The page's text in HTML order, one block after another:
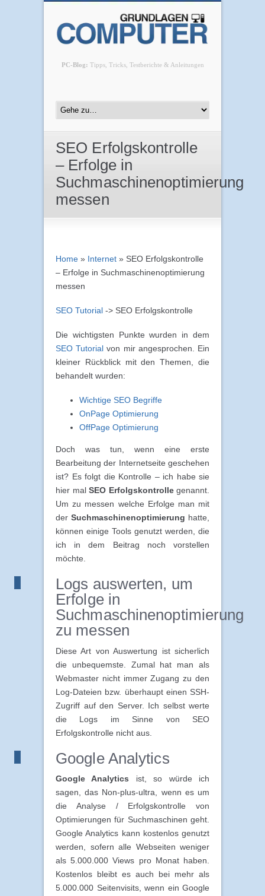
PC-Blog: Tipps, Tricks, Testberichte & Anleitungen
SEO Erfolgskontrolle
– Erfolge in
Suchmaschinenoptimierung
messen
Home » Internet » SEO Erfolgskontrolle
– Erfolge in Suchmaschinenoptimierung
messen
SEO Tutorial -> SEO Erfolgskontrolle
Die wichtigsten Punkte wurden in dem
SEO Tutorial von mir angesprochen. Ein
kleiner Rückblick mit den Themen, die
behandelt wurden:
Wichtige SEO Begriffe
OnPage Optimierung
OffPage Optimierung
Doch was tun, wenn eine erste
Bearbeitung der Internetseite geschehen
ist? Es folgt die Kontrolle – ich habe sie
hier mal SEO Erfolgskontrollegenannt.
Um zu messen welche Erfolge man mit
der Suchmaschinenoptimierung hatte,
können einige Tools genutzt werden, die
ich in dem Beitrag noch vorstellen
möchte.
Logs auswerten, um
Erfolge in
Suchmaschinenoptimierung
zu messen
Diese Art von Auswertung ist sicherlich
die unbequemste. Zumal hat man als
Webmaster nicht immer Zugang zu den
Log-Dateien bzw. überhaupt einen SSH-
Zugriff auf den Server. Ich selbst werte
die Logs im Sinne von SEO
Erfolgskontrolle nicht aus.
Google Analytics
Google Analytics ist, so würde ich
sagen, das Non-plus-ultra, wenn es um
die Analyse / Erfolgskontrolle von
Optimierungen für Suchmaschinen geht.
Google Analytics kann kostenlos genutzt
werden, sofern alle Webseiten weniger
als 5.000.000 Views pro Monat haben.
Kostenlos bleibt es auch bei mehr als
5.000.000 Seitenvisits, wenn ein Google